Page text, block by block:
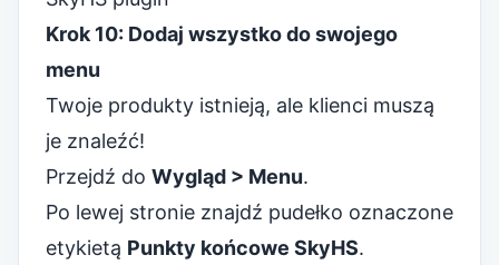
Krok 10: Dodaj wszystko do swojego
menu
Twoje produkty istnieją, ale klienci muszą
je znaleźć!
Przejdź do Wygląd > Menu.
Po lewej stronie znajdź pudełko oznaczone
etykietą Punkty końcowe SkyHS.